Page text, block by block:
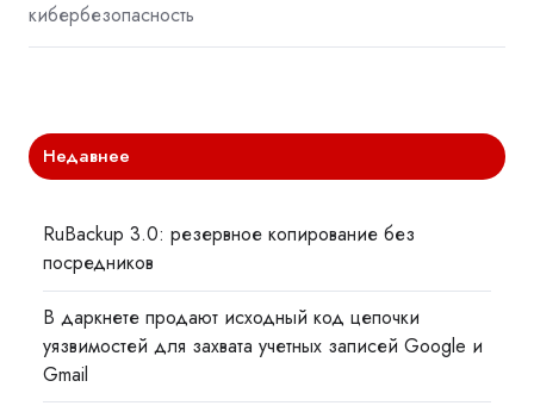
кибербезопасность
Недавнее
RuBackup 3.0: резервное копирование без
посредников
В даркнете продают исходный код цепочки
уязвимостей для захвата учетных записей Google и
Gmail